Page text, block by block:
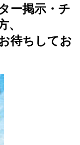
ー掲示・チ
、
待ちしてお